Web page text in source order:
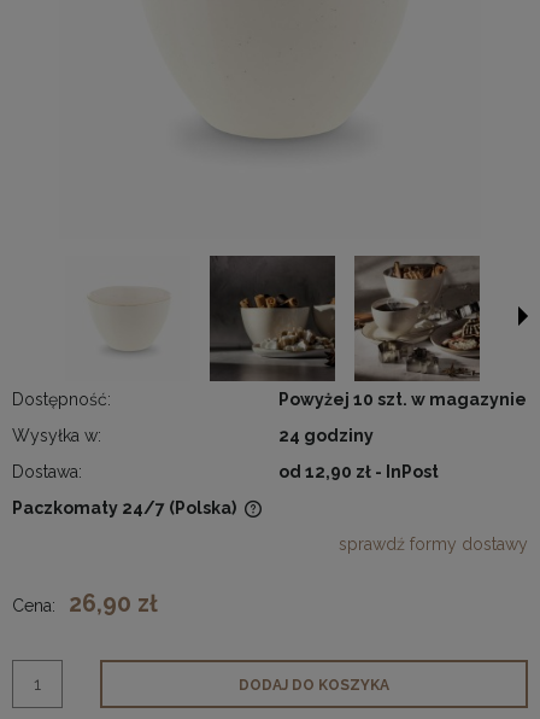
Dostępność:
Powyżej 10 szt. w magazynie
Wysyłka w:
24 godziny
Dostawa:
od 12,90 zł - InPost
Paczkomaty 24/7 (Polska)
sprawdź formy dostawy
Cena: 26,90 zł
DODAJ DO KOSZYKA